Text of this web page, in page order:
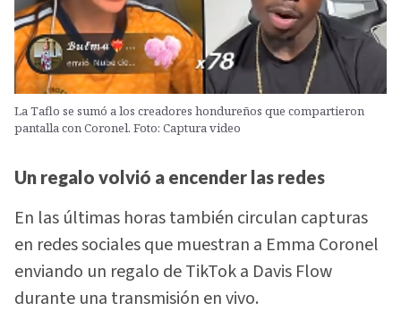
La Taflo se sumó a los creadores hondureños que compartieron
pantalla con Coronel. Foto: Captura video
Un regalo volvió a encender las redes
En las últimas horas también circulan capturas
en redes sociales que muestran a Emma Coronel
enviando un regalo de TikTok a Davis Flow
durante una transmisión en vivo.